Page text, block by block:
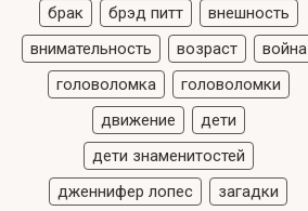
брак
брэд питт
внешность
внимательность
возраст
война
головоломка
головоломки
движение
дети
дети знаменитостей
дженнифер лопес
загадки